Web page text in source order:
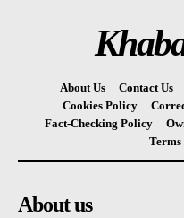
About Us Contact Us
Cookies Policy
Fact-Checking Policy
About us